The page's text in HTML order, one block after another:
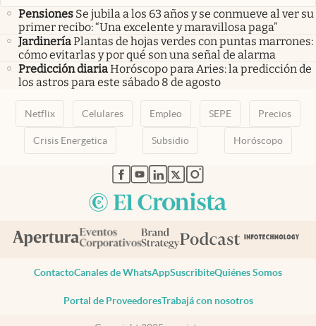
Pensiones Se jubila a los 63 años y se conmueve al ver su
primer recibo: “Una excelente y maravillosa paga”
JardineríaPlantas de hojas verdes con puntas marrones:
cómo evitarlas y por qué son una señal de alarma
Predicción diariaHoróscopo para Aries: la predicción de
los astros para este sábado 8 de agosto
Netflix Celulares Empleo SEPE Precios
Crisis Energetica Subsidio Horóscopo
abre en nueva pestaña
abre en nueva pestaña
abre en nueva pestaña
abre en nueva pestaña
abre en nueva pestaña
ContactoCanales de WhatsAppSuscribiteQuiénes Somos
Portal de ProveedoresTrabajá con nosotros